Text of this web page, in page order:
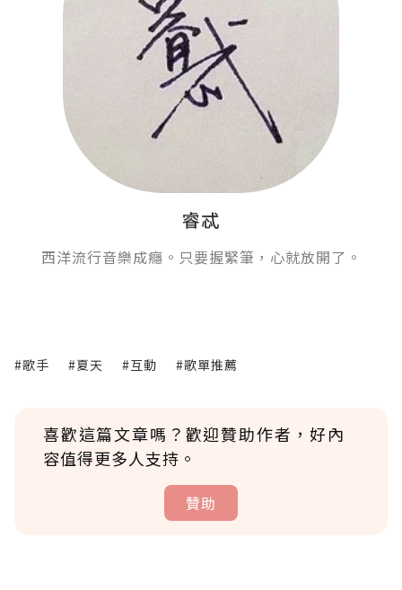
睿忒
西洋流行音樂成癮。只要握緊筆，心就放開了。
#歌手 #夏天 #互動 #歌單推薦
喜歡這篇文章嗎？歡迎贊助作者，好內
容值得更多人支持。
贊助